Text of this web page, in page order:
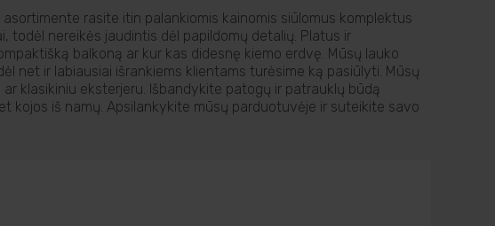
rasite itin palankiomis kainomis siūlomus komplektus
todėl nereikės jaudintis dėl papildomų detalių. Platus ir
balkoną ar kur kas didesnę kiemo erdvę. Mūsų lauko
net ir labiausiai išrankiems klientams turėsime ką pasiūlyti. Mūsų
klasikiniu eksterjeru. Išbandykite patogų ir patrauklų būdą
kojos iš namų. Apsilankykite mūsų parduotuvėje ir suteikite savo